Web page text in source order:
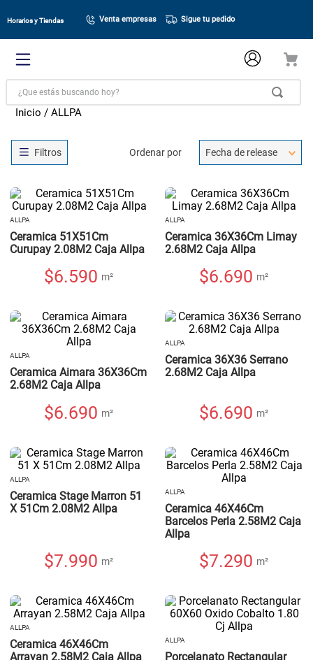
Horarios y Tiendas Venta empresas Sigue tu pedido
¿Que estás buscando hoy?
ALLPA
Ordenar por Fecha de release
ALLPA
Ceramica 51X51Cm
Curupay 2.08M2 Caja Allpa
$6.590 m²
ALLPA
Ceramica 36X36Cm Limay
2.68M2 Caja Allpa
$6.690 m²
ALLPA
Ceramica Aimara 36X36Cm
2.68M2 Caja Allpa
$6.690 m²
ALLPA
Ceramica 36X36 Serrano
2.68M2 Caja Allpa
$6.690 m²
ALLPA
Ceramica Stage Marron 51
X 51Cm 2.08M2 Allpa
$7.990 m²
ALLPA
Ceramica 46X46Cm
Barcelos Perla 2.58M2 Caja
Allpa
$7.290 m²
ALLPA
Ceramica 46X46Cm
Arrayan 2.58M2 Caja Allpa
ALLPA
Porcelanato Rectangular